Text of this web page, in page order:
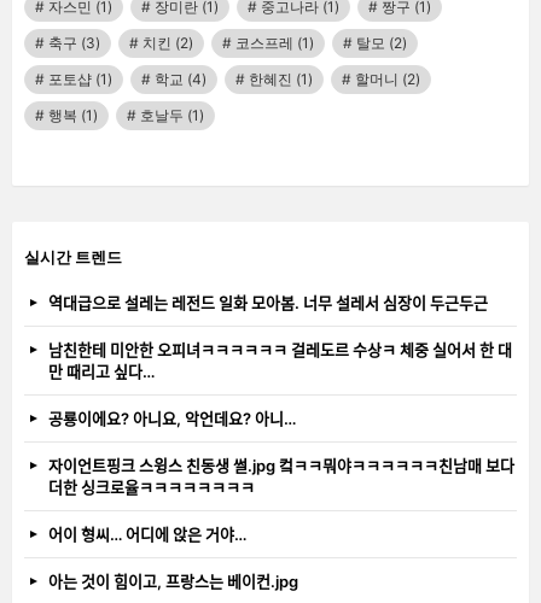
자스민 (1) 장미란 (1) 중고나라 (1) 짱구 (1)
축구 (3) 치킨 (2) 코스프레 (1) 탈모 (2)
포토샵 (1) 학교 (4) 한혜진 (1) 할머니 (2)
행복 (1) 호날두 (1)
실시간 트렌드
역대급으로 설레는 레전드 일화 모아봄. 너무 설레서 심장이 두근두근
남친한테 미안한 오피녀ㅋㅋㅋㅋㅋㅋ 걸레도르 수상ㅋ 체중 실어서 한 대
만 때리고 싶다…
공룡이에요? 아니요, 악언데요? 아니…
자이언트핑크 스윙스 친동생 썰.jpg 컼ㅋㅋ뭐야ㅋㅋㅋㅋㅋㅋ친남매 보다
더한 싱크로율ㅋㅋㅋㅋㅋㅋㅋㅋ
어이 형씨… 어디에 앉은 거야…
아는 것이 힘이고, 프랑스는 베이컨.jpg